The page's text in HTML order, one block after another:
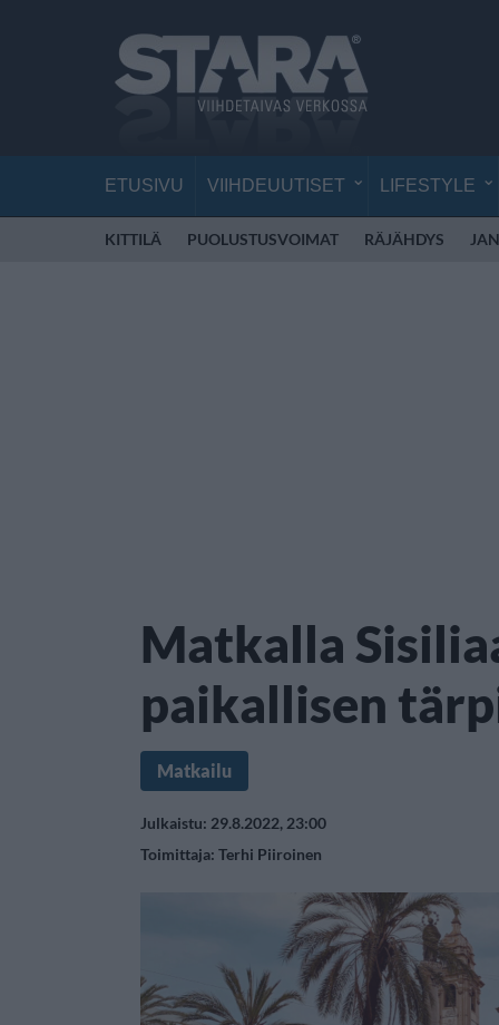
ETUSIVU VIIHDEUUTISET LIFESTYLE
KITTILÄ PUOLUSTUSVOIMAT RÄJÄHDYS
Matkalla
paikallisen
Matkailu
Julkaistu: 29.8.2022, 23:00
Toimittaja: Terhi Piiroinen